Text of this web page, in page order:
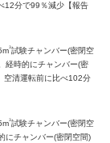
12分で99％減少【報告
3試験チャンバー(密閉空
経時的にチャンバー(密
空清運転前に比べ102分
3試験チャンバー(密閉空
にチャンバー(密閉空間)